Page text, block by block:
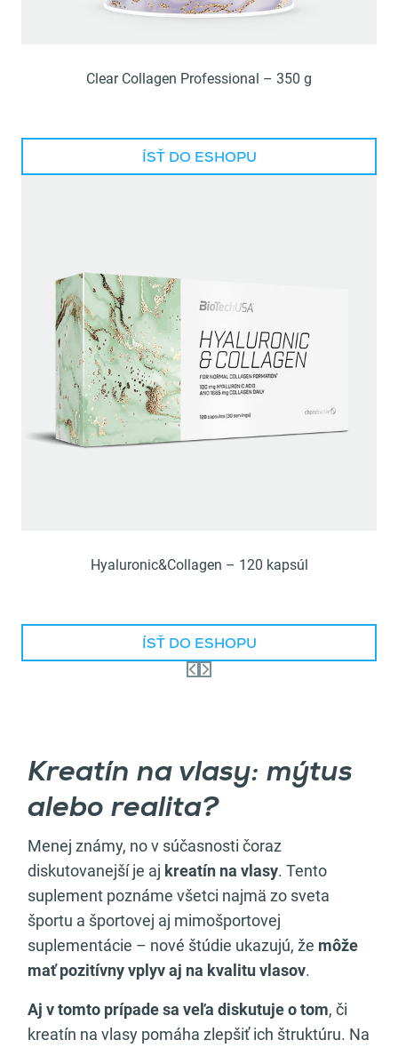
Clear Collagen Professional – 350 g
ÍSŤ DO ESHOPU
Hyaluronic&Collagen – 120 kapsúl
ÍSŤ DO ESHOPU
Kreatín na vlasy: mýtus
alebo realita?
Menej známy, no v súčasnosti čoraz
diskutovanejší je aj kreatín na vlasy. Tento
suplement poznáme všetci najmä zo sveta
športu a športovej aj mimošportovej
suplementácie – nové štúdie ukazujú, že môže
mať pozitívny vplyv aj na kvalitu vlasov.
Aj v tomto prípade sa veľa diskutuje o tom, či
kreatín na vlasy pomáha zlepšiť ich štruktúru. Na